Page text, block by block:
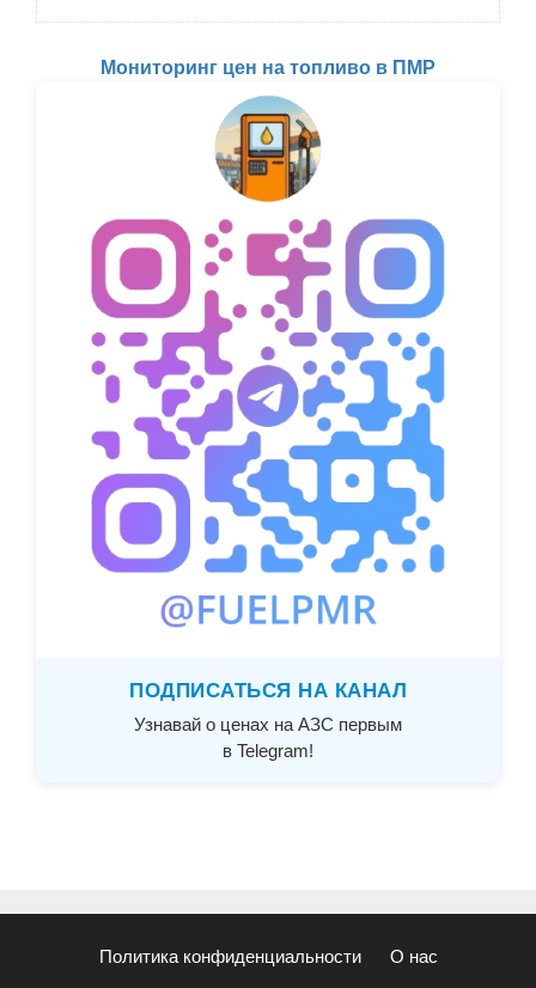
Мониторинг цен на топливо в ПМР
ПОДПИСАТЬСЯ НА КАНАЛ
Узнавай о ценах на АЗС первым
в Telegram!
Политика конфиденциальности О нас